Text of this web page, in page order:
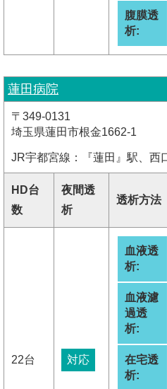
腹膜透
析:
蓮田病院
〒349-0131
埼玉県蓮田市根金1662-1
JR宇都宮線：『蓮田』駅、西
HD台
数
夜間透
析
透析方法
22台 対応
血液透
析:
血液濾
過透
析:
在宅透
析: